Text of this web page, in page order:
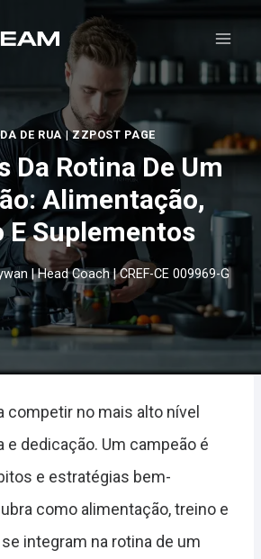
DE RUA |ZZPOST PAGE
Da Rotina De Um
Alimentação,
E Suplementos
| Head Coach | CREF-CE 009969-G
competir no mais alto nível
e dedicação. Um campeão é
e estratégias bem-
como alimentação, treino e
integram na rotina de um